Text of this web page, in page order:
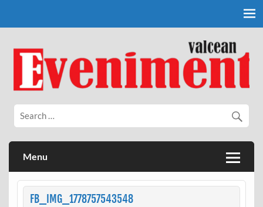
Eveniment Valcean
Menu
FB_IMG_1778757543548